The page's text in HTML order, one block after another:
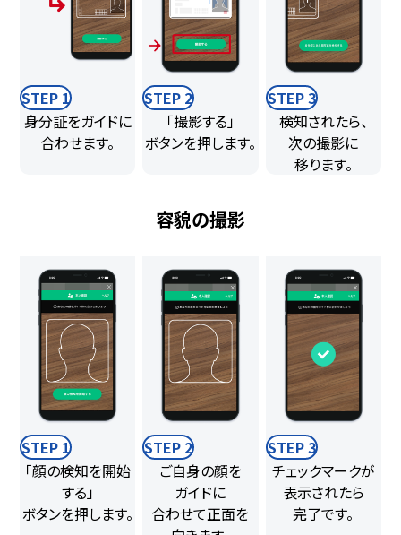
STEP 1
身分証をガイドに
合わせます。
STEP 2
「撮影する」
ボタンを押します。
STEP 3
検知されたら、
次の撮影に
移ります。
容貌の撮影
STEP 1
「顔の検知を開始
する」
ボタンを押します。
STEP 2
ご自身の顔を
ガイドに
合わせて正面を
STEP 3
チェックマークが
表示されたら
完了です。